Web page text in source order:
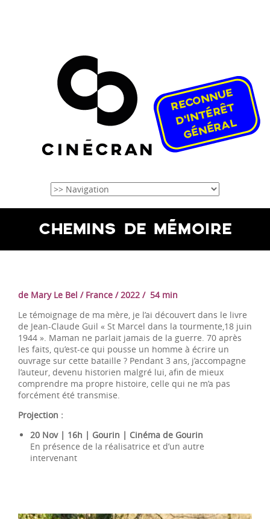
CHEMINS DE MÉMOIRE
de Mary Le Bel / France / 2022 / 54 min
Le témoignage de ma mère, je l’ai découvert dans le livre
de Jean-Claude Guil « St Marcel dans la tourmente,18 juin
1944 ». Maman ne parlait jamais de la guerre. 70 après
les faits, qu’est-ce qui pousse un homme à écrire un
ouvrage sur cette bataille ? Pendant 3 ans, j’accompagne
l’auteur, devenu historien malgré lui, afin de mieux
comprendre ma propre histoire, celle qui ne m’a pas
forcément été transmise.
Projection :
20 Nov | 16h | Gourin | Cinéma de Gourin
En présence de la réalisatrice et d’un autre
intervenant